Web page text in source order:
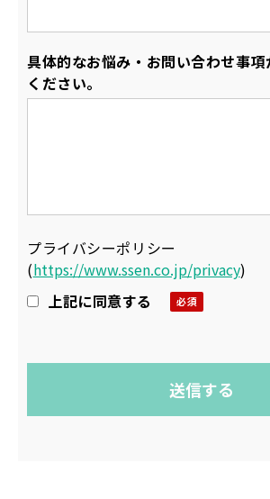
具体的なお悩み・お問い合わせ事
ください。
プライバシーポリシー
(https://www.ssen.co.jp/privacy)
上記に同意する